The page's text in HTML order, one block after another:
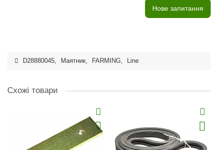
Нове запитання
D28880045, Маятник, FARMING, Line
Схожі товари